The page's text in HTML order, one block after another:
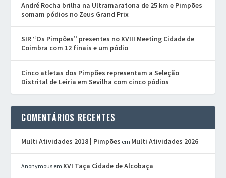
André Rocha brilha na Ultramaratona de 25 km e Pimpões
somam pódios no Zeus Grand Prix
SIR “Os Pimpões” presentes no XVIII Meeting Cidade de
Coimbra com 12 finais e um pódio
Cinco atletas dos Pimpões representam a Seleção
Distrital de Leiria em Sevilha com cinco pódios
COMENTÁRIOS RECENTES
Multi Atividades 2018 | Pimpões em Multi Atividades 2026
Anonymous emXVI Taça Cidade de Alcobaça